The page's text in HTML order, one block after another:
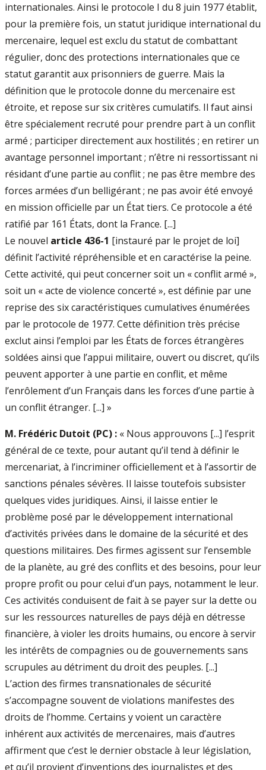
internationales. Ainsi le protocole I du 8 juin 1977 établit,
pour la première fois, un statut juridique international du
mercenaire, lequel est exclu du statut de combattant
régulier, donc des protections internationales que ce
statut garantit aux prisonniers de guerre. Mais la
définition que le protocole donne du mercenaire est
étroite, et repose sur six critères cumulatifs. Il faut ainsi
être spécialement recruté pour prendre part à un conflit
armé ; participer directement aux hostilités ; en retirer un
avantage personnel important ; n’être ni ressortissant ni
résidant d’une partie au conflit ; ne pas être membre des
forces armées d’un belligérant ; ne pas avoir été envoyé
en mission officielle par un État tiers. Ce protocole a été
ratifié par 161 États, dont la France. [...]
Le nouvel article 436-1 [instauré par le projet de loi]
définit l’activité répréhensible et en caractérise la peine.
Cette activité, qui peut concerner soit un « conflit armé »,
soit un « acte de violence concerté », est définie par une
reprise des six caractéristiques cumulatives énumérées
par le protocole de 1977. Cette définition très précise
exclut ainsi l’emploi par les États de forces étrangères
soldées ainsi que l’appui militaire, ouvert ou discret, qu’ils
peuvent apporter à une partie en conflit, et même
l’enrôlement d’un Français dans les forces d’une partie à
un conflit étranger. [...] »
M. Frédéric Dutoit (PC) : « Nous approuvons [...] l’esprit
général de ce texte, pour autant qu’il tend à définir le
mercenariat, à l’incriminer officiellement et à l’assortir de
sanctions pénales sévères. Il laisse toutefois subsister
quelques vides juridiques. Ainsi, il laisse entier le
problème posé par le développement international
d’activités privées dans le domaine de la sécurité et des
questions militaires. Des firmes agissent sur l’ensemble
de la planète, au gré des conflits et des besoins, pour leur
propre profit ou pour celui d’un pays, notamment le leur.
Ces activités conduisent de fait à se payer sur la dette ou
sur les ressources naturelles de pays déjà en détresse
financière, à violer les droits humains, ou encore à servir
les intérêts de compagnies ou de gouvernements sans
scrupules au détriment du droit des peuples. [...]
L’action des firmes transnationales de sécurité
s’accompagne souvent de violations manifestes des
droits de l’homme. Certains y voient un caractère
inhérent aux activités de mercenaires, mais d’autres
affirment que c’est le dernier obstacle à leur législation,
et qu’il provient d’inventions des journalistes et des